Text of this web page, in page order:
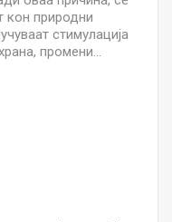
кон природни
стимулација
промени…